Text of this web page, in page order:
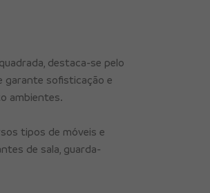
destaca-se pelo
garante sofisticação e
ambientes.
tipos de móveis e
de sala, guarda-